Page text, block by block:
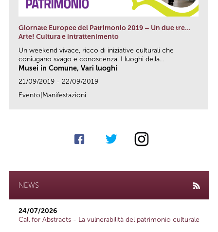
Giornate Europee del Patrimonio 2019 – Un due tre…
Arte! Cultura e intrattenimento
Un weekend vivace, ricco di iniziative culturali che
coniugano svago e conoscenza. I luoghi della...
Musei in Comune, Vari luoghi
21/09/2019 - 22/09/2019
Evento|Manifestazioni
NEWS
24/07/2026
Call for Abstracts - La vulnerabilità del patrimonio culturale